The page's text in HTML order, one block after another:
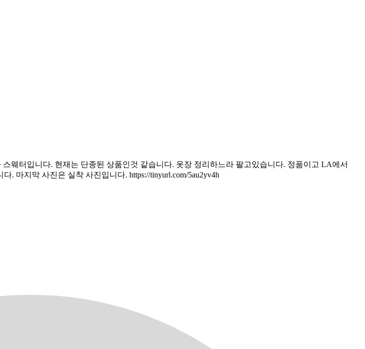
스웨터입니다. 현재는 단종된 상품인것 같습니다. 옷장 정리하느라 팔고있습니다. 정품이고 LA에서
. 마지막 사진은 실착 사진입니다. https://tinyurl.com/5au2yv4h